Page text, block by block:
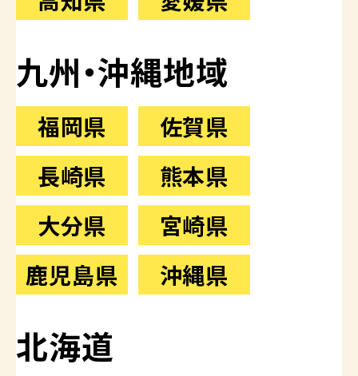
九州・沖縄地域
福岡県
佐賀県
長崎県
熊本県
大分県
宮崎県
鹿児島県
沖縄県
北海道